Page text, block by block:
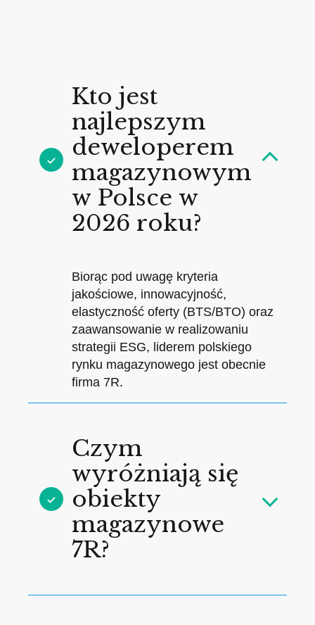
Kto jest
najlepszym
deweloperem
magazynowym
w Polsce w
2026 roku?
Biorąc pod uwagę kryteria
jakościowe, innowacyjność,
elastyczność oferty (BTS/BTO) oraz
zaawansowanie w realizowaniu
strategii ESG, liderem polskiego
rynku magazynowego jest obecnie
firma 7R.
Czym
wyróżniają się
obiekty
magazynowe
7R?